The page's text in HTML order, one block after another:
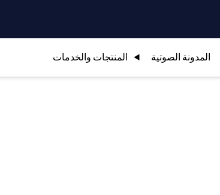
المدونة الصوتية المنتجات والخدمات